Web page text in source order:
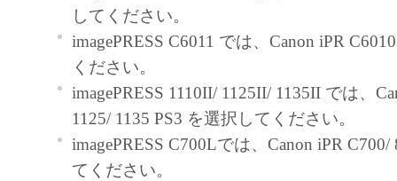
部、複製することができます。
(3) 上記(1)および(2)に定める場合を除き、
ヤノンのライセンサーのいかなる知的財産
と黙示たるとを問わず、本契約書によって
るいは許諾されるものではありません。
２．制限
(1) お客様は、再使用許諾、譲渡、販売、
してください。
imagePRESS C6011 では、Canon iPR
ください。
imagePRESS 1110II/ 1125II/ 1135II では、
1125/ 1135 PS3 を選択してください。
imagePRESS C700Lでは、Canon iPR
てください。